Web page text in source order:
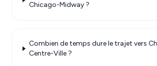
Chicago-Midway ?
Combien de temps dure le trajet vers
Centre-Ville ?